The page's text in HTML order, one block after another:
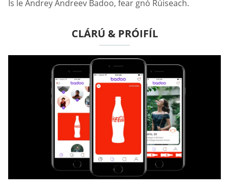
Is le Andrey Andreev Badoo, fear gnó Rúiseach.
CLÁRÚ & PRÓIFÍL